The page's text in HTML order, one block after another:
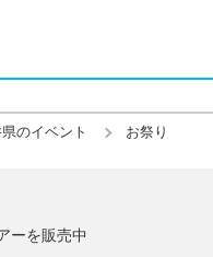
のイベント お祭り
ーを販売中